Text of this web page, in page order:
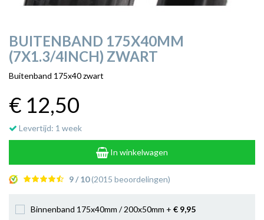
BUITENBAND 175X40MM
(7X1.3/4INCH) ZWART
Buitenband 175x40 zwart
€ 12,50
Levertijd: 1 week
In winkelwagen
9 / 10(2015 beoordelingen)
Binnenband 175x40mm / 200x50mm + € 9,95